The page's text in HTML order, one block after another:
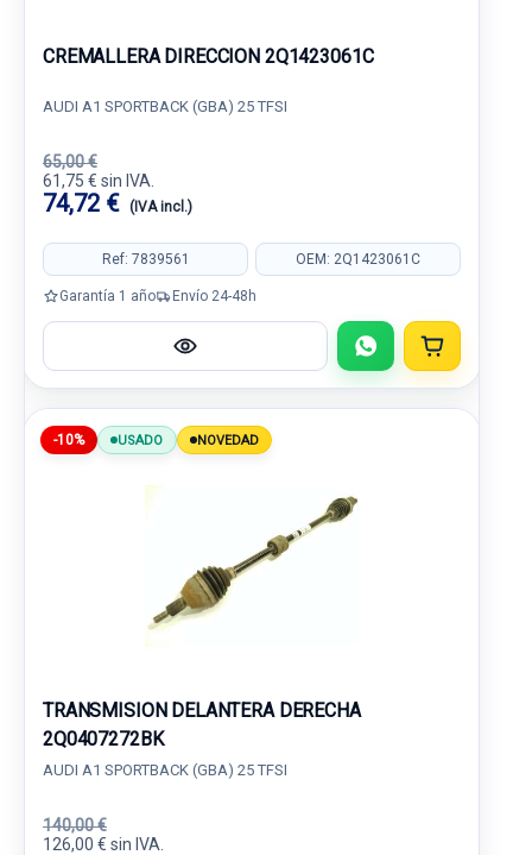
CREMALLERA DIRECCION 2Q1423061C
AUDI A1 SPORTBACK (GBA) 25 TFSI
65,00 €
61,75 € sin IVA.
74,72 € (IVA incl.)
Ref: 7839561 OEM: 2Q1423061C
Garantía 1 año Envío 24-48h
-10% USADO NOVEDAD
TRANSMISION DELANTERA DERECHA
2Q0407272BK
AUDI A1 SPORTBACK (GBA) 25 TFSI
140,00 €
126,00 € sin IVA.